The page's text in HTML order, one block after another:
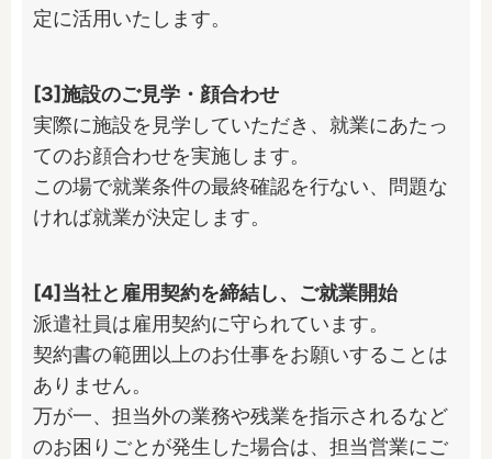
定に活用いたします。
[3]施設のご見学・顔合わせ
実際に施設を見学していただき、就業にあたっ
てのお顔合わせを実施します。
この場で就業条件の最終確認を行ない、問題な
ければ就業が決定します。
[4]当社と雇用契約を締結し、ご就業開始
派遣社員は雇用契約に守られています。
契約書の範囲以上のお仕事をお願いすることは
ありません。
万が一、担当外の業務や残業を指示されるなど
のお困りごとが発生した場合は、担当営業にご